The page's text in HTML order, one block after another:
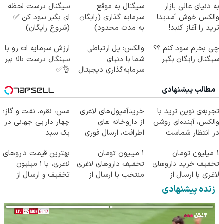
به دنیای عالی بازار
والکس خوش آمدید!
ترید را آغاز کنید!
سیگنال به موقع
سرمایه گذاری (رایگان
به مدت محدود)
سیگنال درست لحظه
ای بگیر سود کن ✅
(شروع رایگان)
چی بخرم سود کنم ؟؟
سیگنال رایگان بگیر
والکس: پل ارتباطی
شما با دنیای
سرمایه‌گذاری دیجیتال
ارزش سرمایه ات رو با
سینگال درست بالا ببر
👌✅
مطالب پیشنهادی
تجربه‌ی نوین ترید با
والکس، آینده‌ای روشن
در انتظار شماست
خریدآمپول‌های لاغری
از داروخانه های
اطرافت، ارسال فوری
مس، نقره، نفت و گاز؛
چهار دارایی جهانی در
یک سبد
1 میلیون تومان
تخفیف خرید داروهای
لاغری با ارسال از
داروخانه و پک یخ!
۱ میلیون تومان
تخفیف داروهای لاغری
منتخب با ارسال از
بهترین قیمت داروهای
لاغری، با ۱ میلیون
تخفیف و ارسال از
زنده پیشنهادی